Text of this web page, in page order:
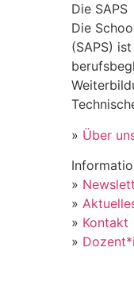
Die SAPS
Die
(SAPS)
» Über
»
»
» Kontakt
»